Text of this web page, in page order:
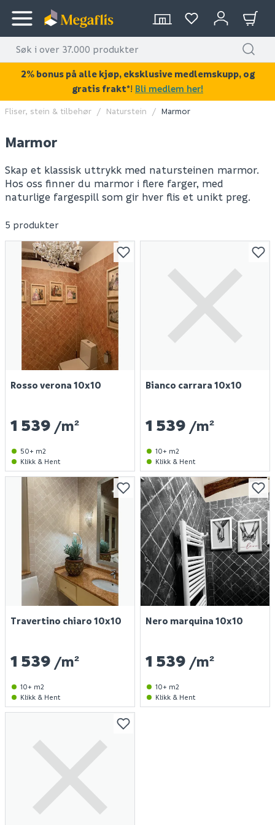
Fliser, stein & tilbehør Naturstein Marmor
Marmor
Skap et klassisk uttrykk med natursteinen marmor.
Hos oss finner du marmor i flere farger, med
naturlige fargespill som gir hver flis et unikt preg.
5 produkter
Rosso verona 10x10
1 539 /m²
50+ m2
Klikk & Hent
Bianco carrara 10x10
1 539 /m²
10+ m2
Klikk & Hent
Travertino chiaro 10x10
1 539 /m²
10+ m2
Klikk & Hent
Nero marquina 10x10
1 539 /m²
10+ m2
Klikk & Hent
2% bonus på alle kjøp, eksklusive medlemskupp, og
gratis frakt*! Bli medlem her!